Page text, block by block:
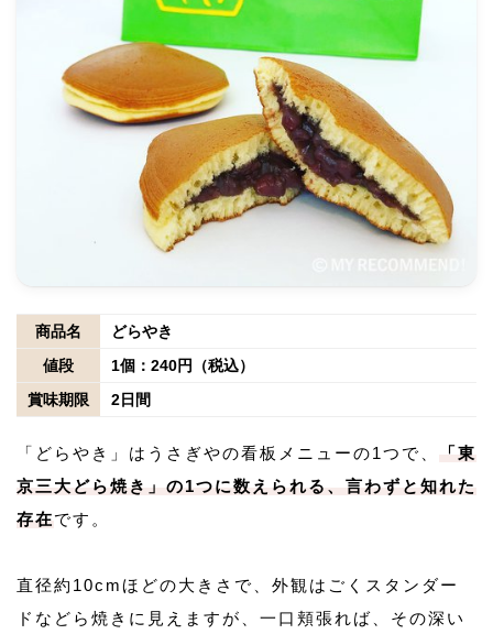
商品名
どらやき
値段
1個：240円（税込）
賞味期限
2日間
「どらやき」はうさぎやの看板メニューの1つで、
「東
京三大どら焼き」の1つに数えられる、言わずと知れた
存在です。
直径約10cmほどの大きさで、外観はごくスタンダー
ドなどら焼きに見えますが、一口頬張れば、その深い